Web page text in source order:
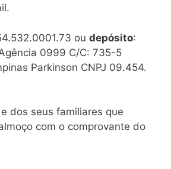
ou depósito:
0999 C/C: 735-5
Parkinson CNPJ 09.454.
dos seus familiares que
com o comprovante do